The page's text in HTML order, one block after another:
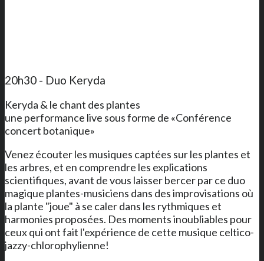
20h30 - Duo Keryda
Keryda & le chant des plantes
une performance live sous forme de «Conférence
concert botanique»
Venez écouter les musiques captées sur les plantes et
les arbres, et en comprendre les explications
scientifiques, avant de vous laisser bercer par ce duo
magique plantes-musiciens dans des improvisations où
la plante "joue" à se caler dans les rythmiques et
harmonies proposées. Des moments inoubliables pour
ceux qui ont fait l'expérience de cette musique celtico-
jazzy-chlorophylienne!